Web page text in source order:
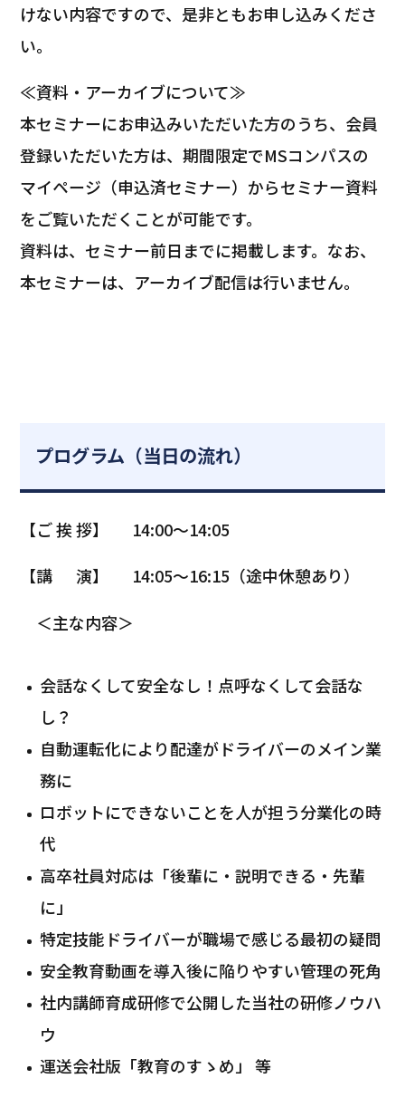
けない内容ですので、是非ともお申し込みくださ
い。
≪資料・アーカイブについて≫
本セミナーにお申込みいただいた方のうち、会員
登録いただいた方は、期間限定でMSコンパスの
マイページ（申込済セミナー）からセミナー資料
をご覧いただくことが可能です。
資料は、セミナー前日までに掲載します。なお、
本セミナーは、アーカイブ配信は行いません。
プログラム（当日の流れ）
【ご 挨 拶】 14:00～14:05
【講 演】 14:05～16:15（途中休憩あり）
＜主な内容＞
会話なくして安全なし！点呼なくして会話な
し？
自動運転化により配達がドライバーのメイン業
務に
ロボットにできないことを人が担う分業化の時
代
高卒社員対応は「後輩に・説明できる・先輩
に」
特定技能ドライバーが職場で感じる最初の疑問
安全教育動画を導入後に陥りやすい管理の死角
社内講師育成研修で公開した当社の研修ノウハ
ウ
運送会社版「教育のすゝめ」 等